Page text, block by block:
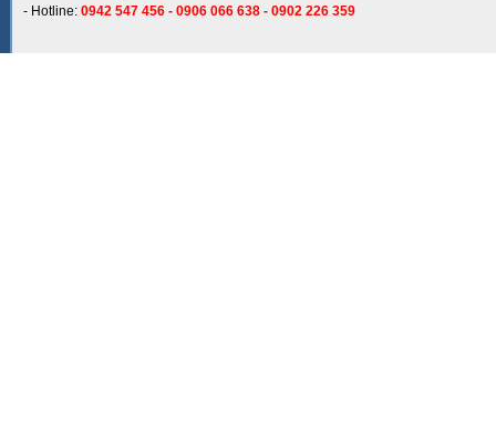
- Hotline: 0942 547 456 - 0906 066 638 - 0902 226 359